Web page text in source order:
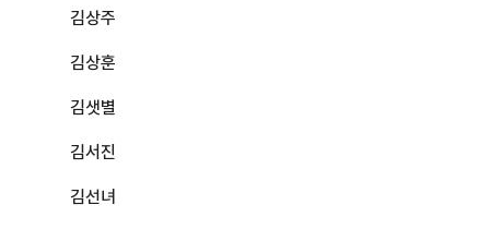
김상주
김상훈
김샛별
김서진
김선녀